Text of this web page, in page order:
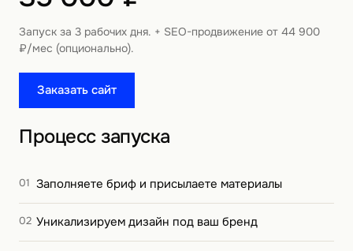
Запуск за 3 рабочих дня. + SEO-продвижение от 44 900
₽/мес (опционально).
Заказать сайт
Процесс запуска
01 Заполняете бриф и присылаете материалы
02 Уникализируем дизайн под ваш бренд